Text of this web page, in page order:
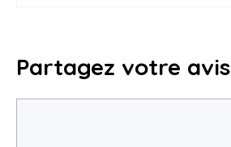
Partagez votre avis